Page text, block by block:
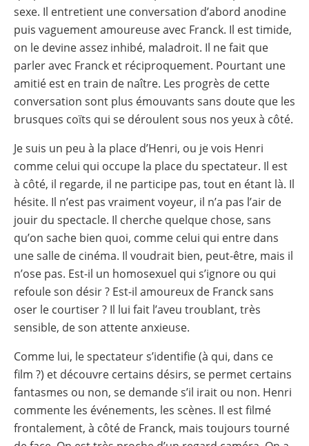
sexe. Il entretient une conversation d’abord anodine
puis vaguement amoureuse avec Franck. Il est timide,
on le devine assez inhibé, maladroit. Il ne fait que
parler avec Franck et réciproquement. Pourtant une
amitié est en train de naître. Les progrès de cette
conversation sont plus émouvants sans doute que les
brusques coïts qui se déroulent sous nos yeux à côté.
Je suis un peu à la place d’Henri, ou je vois Henri
comme celui qui occupe la place du spectateur. Il est
à côté, il regarde, il ne participe pas, tout en étant là. Il
hésite. Il n’est pas vraiment voyeur, il n’a pas l’air de
jouir du spectacle. Il cherche quelque chose, sans
qu’on sache bien quoi, comme celui qui entre dans
une salle de cinéma. Il voudrait bien, peut-être, mais il
n’ose pas. Est-il un homosexuel qui s’ignore ou qui
refoule son désir ? Est-il amoureux de Franck sans
oser le courtiser ? Il lui fait l’aveu troublant, très
sensible, de son attente anxieuse.
Comme lui, le spectateur s’identifie (à qui, dans ce
film ?) et découvre certains désirs, se permet certains
fantasmes ou non, se demande s’il irait ou non. Henri
commente les événements, les scènes. Il est filmé
frontalement, à côté de Franck, mais toujours tourné